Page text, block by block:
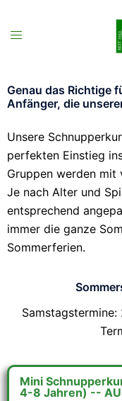
Genau das Richtige
Anfänger, die
Unsere
perfekten Einstieg
Gruppen werden mit
Je nach Alter und
entsprechend
immer die ganze
Sommerferien.
Mini
4-8 Jahren) --